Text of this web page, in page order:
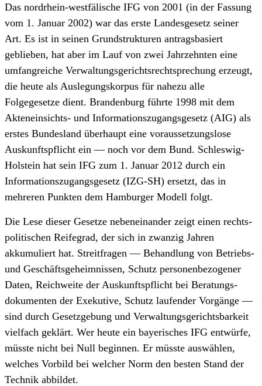
Das nordrhein-westfälische IFG von 2001 (in der Fassung
vom 1. Januar 2002) war das erste Landesgesetz seiner
Art. Es ist in seinen Grundstrukturen antrags­basiert
geblieben, hat aber im Lauf von zwei Jahrzehnten eine
umfangreiche Verwaltungsgerichts­rechtsprechung erzeugt,
die heute als Auslegungs­korpus für nahezu alle
Folgegesetze dient. Brandenburg führte 1998 mit dem
Akteneinsichts- und Informations­zugangsgesetz (AIG) als
erstes Bundesland überhaupt eine voraussetzungslose
Auskunfts­pflicht ein — noch vor dem Bund. Schleswig-
Holstein hat sein IFG zum 1. Januar 2012 durch ein
Informationszugangsgesetz (IZG-SH) ersetzt, das in
mehreren Punkten dem Hamburger Modell folgt.
Die Lese dieser Gesetze nebeneinander zeigt einen rechts­
politischen Reifegrad, der sich in zwanzig Jahren
akkumuliert hat. Streitfragen — Behandlung von Betriebs-
und Geschäftsgeheimnissen, Schutz personenbezogener
Daten, Reichweite der Auskunfts­pflicht bei Beratungs­
dokumenten der Exekutive, Schutz laufender Vorgänge —
sind durch Gesetzgebung und Verwaltungs­gerichtsbarkeit
vielfach geklärt. Wer heute ein bayerisches IFG entwürfe,
müsste nicht bei Null beginnen. Er müsste auswählen,
welches Vorbild bei welcher Norm den besten Stand der
Technik abbildet.